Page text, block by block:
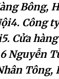
Bông,
Công
Cửa
Nguyễn
Tông,